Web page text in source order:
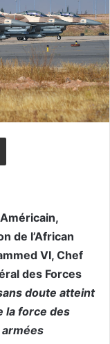
de l’African
VI, Chef
des Forces
doute atteint
la force des